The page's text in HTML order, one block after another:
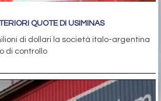
QUOTE DI USIMINAS
di dollari la società italo-argentina
di controllo